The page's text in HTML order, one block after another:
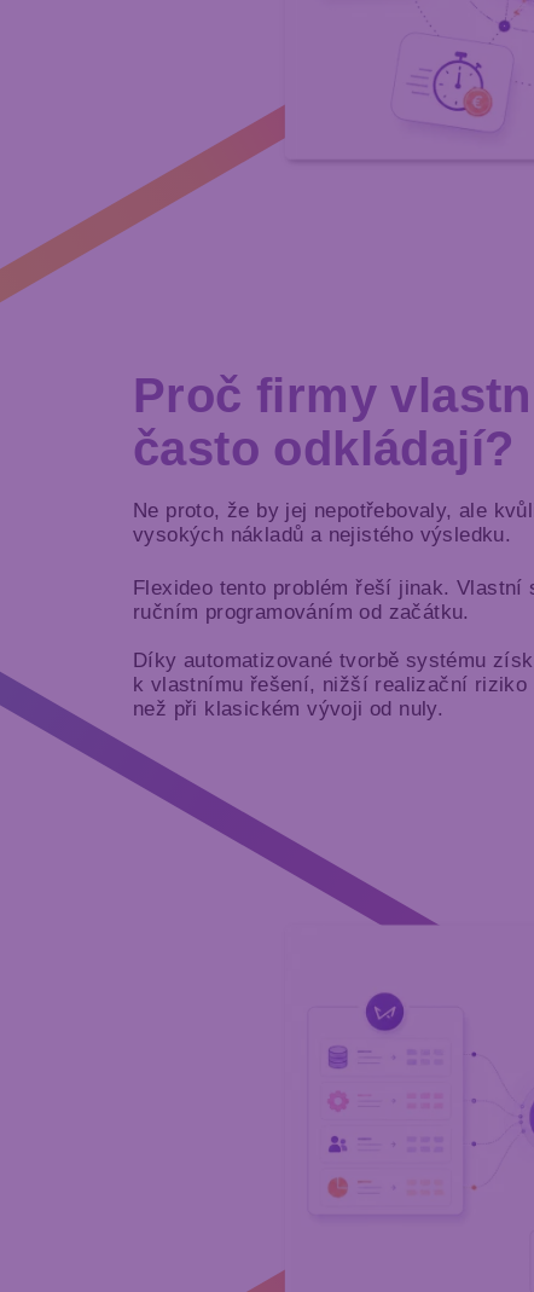
Proč firmy
často odkládají?
Ne proto, že by jej nepotřebovaly, ale
vysokých nákladů a nejistého výsledku.
Flexideo tento problém řeší jinak.
ručním programováním od začátku.
Díky automatizované tvorbě systému
k vlastnímu řešení, nižší realizační riziko
než při klasickém vývoji od nuly.